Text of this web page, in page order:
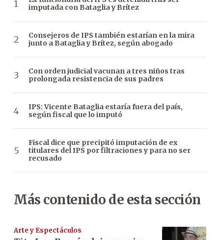
imputada con Bataglia y Brítez
Consejeros de IPS también estarían en la mira
junto a Bataglia y Brítez, según abogado
Con orden judicial vacunan a tres niños tras
prolongada resistencia de sus padres
IPS: Vicente Bataglia estaría fuera del país,
según fiscal que lo imputó
Fiscal dice que precipitó imputación de ex
titulares del IPS por filtraciones y para no ser
recusado
Más contenido de esta sección
Arte y Espectáculos